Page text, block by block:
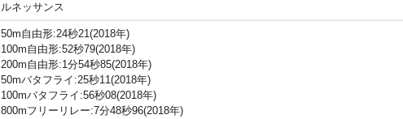
ルネッサンス
50m自由形:24秒21(2018年)
100m自由形:52秒79(2018年)
200m自由形:1分54秒85(2018年)
50mバタフライ:25秒11(2018年)
100mバタフライ:56秒08(2018年)
800mフリーリレー:7分48秒96(2018年)